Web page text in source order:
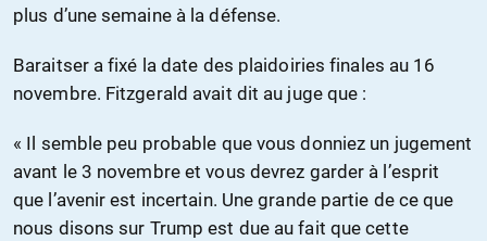
plus d’une semaine à la défense.
Baraitser a fixé la date des plaidoiries finales au 16
novembre. Fitzgerald avait dit au juge que :
« Il semble peu probable que vous donniez un jugement
avant le 3 novembre et vous devrez garder à l’esprit
que l’avenir est incertain. Une grande partie de ce que
nous disons sur Trump est due au fait que cette